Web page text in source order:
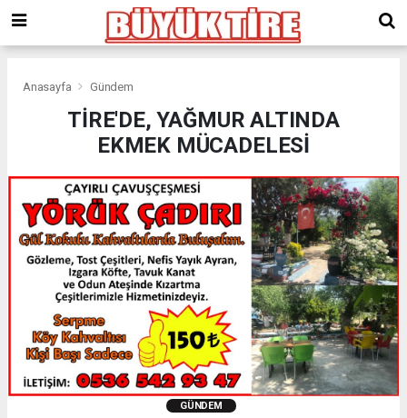
giriş
kingroyal
Anasayfa Gündem
TİRE'DE, YAĞMUR ALTINDA
EKMEK MÜCADELESİ
GÜNDEM